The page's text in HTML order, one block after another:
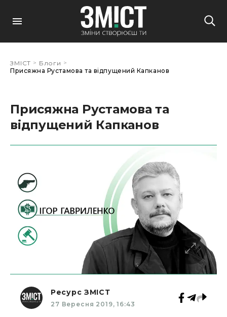
ЗМІСТ > Блоги >
Присяжна Рустамова та відпущений Капканов
Присяжна Рустамова та
відпущений Капканов
Ресурс ЗМІСТ
27 Вересня 2019, 16:43